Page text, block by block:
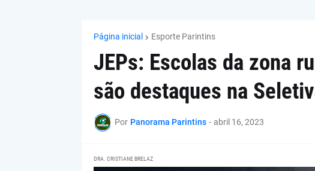
Página inicial Esporte Parintins
JEPs: Escolas da zona
são destaques na
Por Panorama Parintins - abril 16, 2023
DRA. CRISTIANE BRELAZ